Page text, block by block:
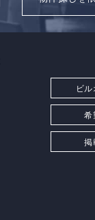
ビ
希
掲